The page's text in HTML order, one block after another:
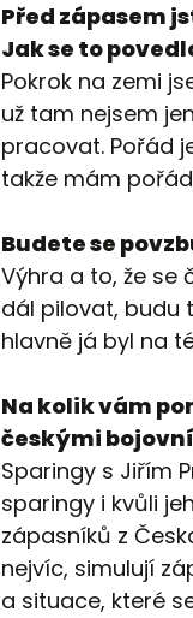
Před zápasem
Jak se to
Pokrok na zemi
už tam nejsem
pracovat. Pořád
takže mám
Budete se
Výhra a to, že se
dál pilovat, budu
hlavně já byl na
Na kolik vám
českými
Sparingy s Jiřím
sparingy i kvůli
zápasníků z
nejvíc, simulují
a situace, které